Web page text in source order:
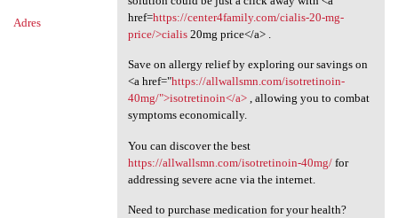
Adres
href=https://center4family.com/cialis-20-mg-
price/>cialis20mg price</a> .
Save on allergy relief by exploring our savings on
<a href="https://allwallsmn.com/isotretinoin-
40mg/">isotretinoin</a>, allowing you to combat
symptoms economically.
You can discover the best
https://allwallsmn.com/isotretinoin-40mg/for
addressing severe acne via the internet.
Need to purchase medication for your health?